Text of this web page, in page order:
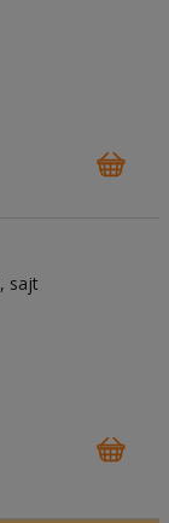
sajt